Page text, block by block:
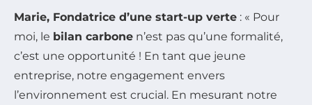
Marie, Fondatrice d’une start-up verte : « Pour
moi, le bilan carbone n’est pas qu’une formalité,
c’est une opportunité ! En tant que jeune
entreprise, notre engagement envers
l’environnement est crucial. En mesurant notre